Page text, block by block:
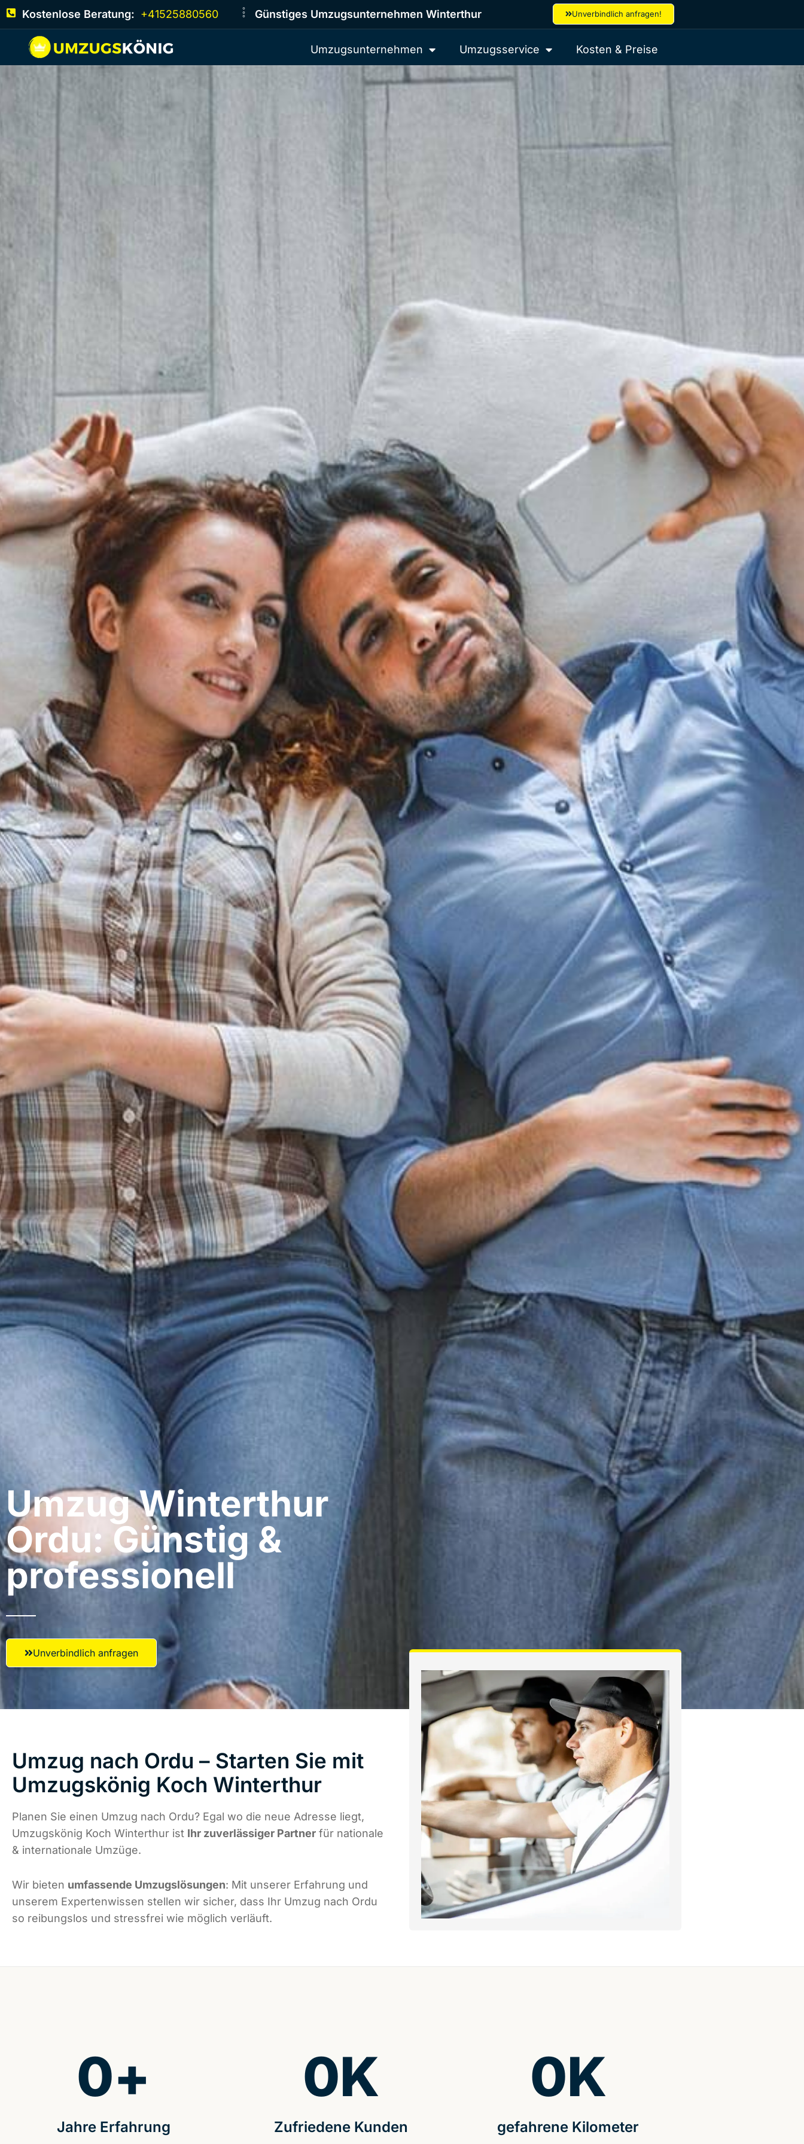
Kostenlose Beratung: +41525880560 Günstiges Umzugsunternehmen Winterthur Unverbindlich anfragen!
Umzugsunternehmen Umzugsservice Kosten & Preise
Umzug Winterthur​
Ordu: Günstig &
professionell​
Unverbindlich anfragen
Umzug nach Ordu – Starten Sie mit
Umzugskönig Koch Winterthur
Planen Sie einen Umzug nach Ordu? Egal wo die neue Adresse liegt,
Umzugskönig Koch Winterthur ist Ihr zuverlässiger Partner für nationale
& internationale Umzüge.
Wir bieten umfassende Umzugslösungen: Mit unserer Erfahrung und
unserem Expertenwissen stellen wir sicher, dass Ihr Umzug nach Ordu
so reibungslos und stressfrei wie möglich verläuft.
Jahre Erfahrung
0+
Zufriedene Kunden
0K
gefahrene Kilometer
0K